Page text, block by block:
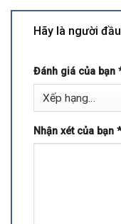
Hãy là người
Đánh giá của bạn
Nhận xét của bạn *